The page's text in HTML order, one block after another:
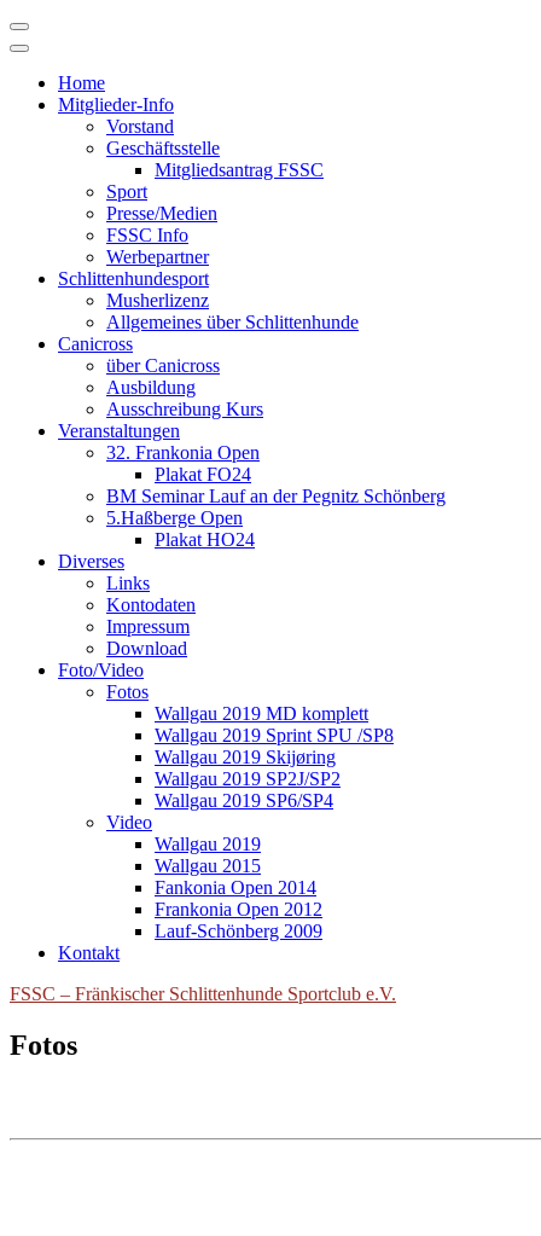
Skip
to
Home
Mitglieder-Info
Vorstand
Geschäftsstelle
Mitgliedsantrag FSSC
Sport
Presse/Medien
FSSC Info
Werbepartner
Schlittenhundesport
Musherlizenz
Allgemeines über Schlittenhunde
Canicross
über Canicross
Ausbildung
Ausschreibung Kurs
Veranstaltungen
32. Frankonia Open
Plakat FO24
BM Seminar Lauf an der Pegnitz Schönberg
5.Haßberge Open
Plakat HO24
Diverses
Links
Kontodaten
Impressum
Download
Foto/Video
Fotos
Wallgau 2019 MD komplett
Wallgau 2019 Sprint SPU /SP8
Wallgau 2019 Skijøring
Wallgau 2019 SP2J/SP2
Wallgau 2019 SP6/SP4
Video
Wallgau 2019
Wallgau 2015
Fankonia Open 2014
Frankonia Open 2012
Lauf-Schönberg 2009
Kontakt
FSSC – Fränkischer Schlittenhunde Sportclub e.V.
Fotos